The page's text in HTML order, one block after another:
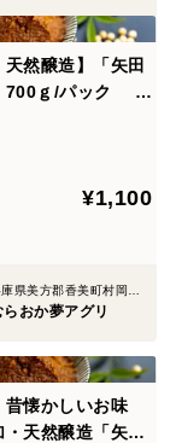
芋にすれば蜜が
ポテトなど加工
れています。
す。
天然醸造】「矢田
700ｇ/パック 味
¥1,100
らおか夢アグリ
昔懐かしいお味
天然醸造「矢田